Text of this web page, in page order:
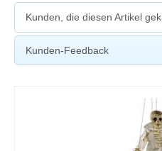
Kunden, die diesen Artikel
Kunden-Feedback